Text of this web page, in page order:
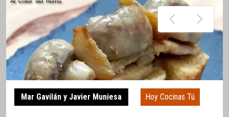
Mar Gavilán y Javier Muniesa Hoy Cocinas Tú